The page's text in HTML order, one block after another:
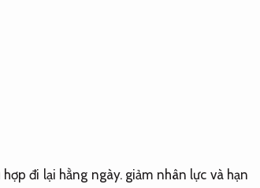
hợp đi lại hằng ngày. giảm nhân lực và hạn